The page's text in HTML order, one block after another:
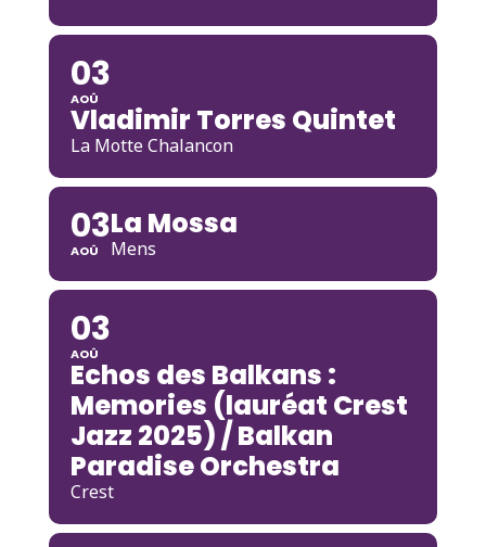
03
AOÛ
Vladimir Torres Quintet
La Motte Chalancon
03
AOÛ
La Mossa
Mens
03
AOÛ
Echos des Balkans :
Memories (lauréat Crest
Jazz 2025) / Balkan
Paradise Orchestra
Crest